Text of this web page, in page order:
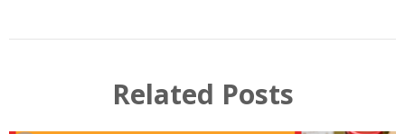
Related Posts